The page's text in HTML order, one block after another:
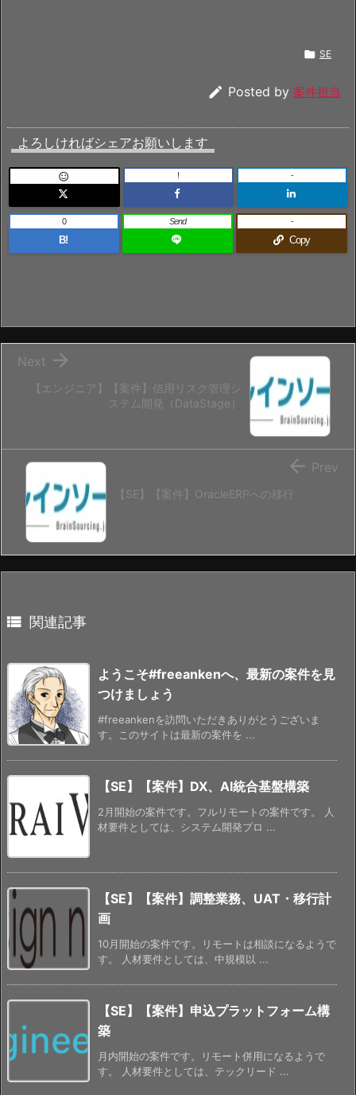
 SE
 Posted by 案件担当
よろしければシェアお願いします
 ! -
B!
0 Send
Copy
-
【エンジニア】【案件】信用リスク管理シ
ステム開発（DataStage）

Next
【SE】【案件】OracleERPへの移行
 Prev
 関連記事
ようこそ#freeankenへ、最新の案件を見
つけましょう
#freeankenを訪問いただきありがとうございま
す。このサイトは最新の案件を ...
【SE】【案件】DX、AI統合基盤構築
2月開始の案件です。フルリモートの案件です。 人
材要件としては、システム開発プロ ...
【SE】【案件】調整業務、UAT・移行計
画
10月開始の案件です。リモートは相談になるようで
す。 人材要件としては、中規模以 ...
【SE】【案件】申込プラットフォーム構
築
月内開始の案件です。リモート併用になるようで
す。 人材要件としては、テックリード ...